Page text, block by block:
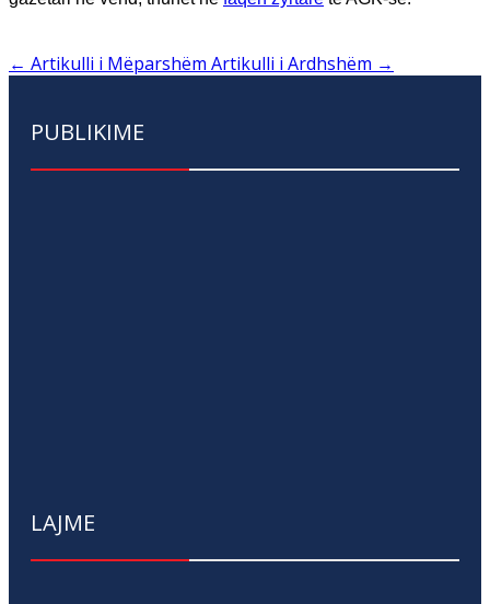
← Artikulli i Mëparshëm Artikulli i Ardhshëm →
PUBLIKIME
LAJME